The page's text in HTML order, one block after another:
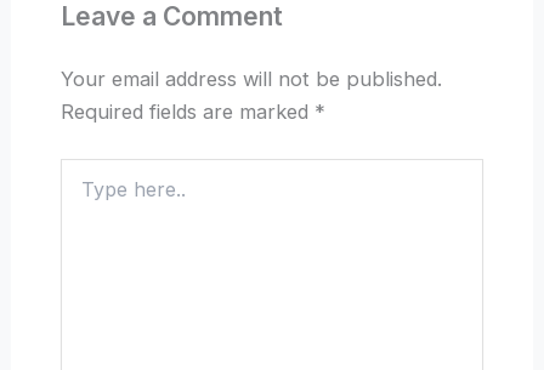
Leave a Comment
Your email address will not be published.
Required fields are marked *
here..